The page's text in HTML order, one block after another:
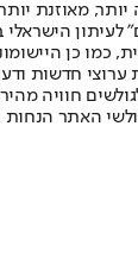
מאוזנת
הראשונה פורסמה ב-30
חדשות
האתר